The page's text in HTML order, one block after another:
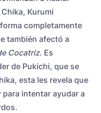
Kurumi
completamente
también afectó a
Cocatriz. Es
de Pukichi, que se
esta les revela que
intentar ayudar a